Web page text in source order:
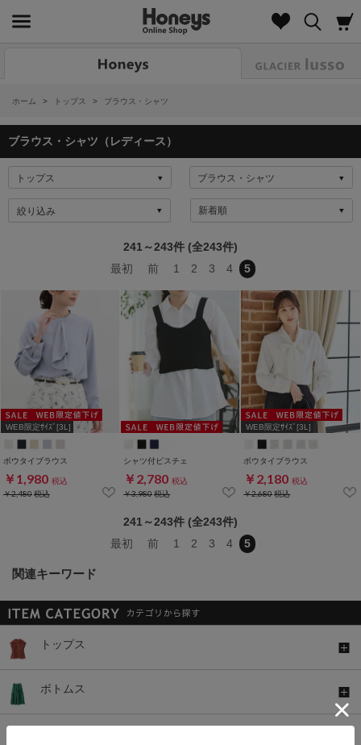
ホーム > トップス > ブラウス・シャツ
ブラウス・シャツ（レディース）
絞り込み
241～243件 (全243件)
最初
前 1 2 3 4 5
WEB限定ｻｲｽﾞ[3L]
ボウタイブラウス
￥1,980 税込
￥2,480税込
シャツ付ビスチェ
￥2,780 税込
￥3,980税込
WEB限定ｻｲｽﾞ[3L]
ボウタイブラウス
￥2,180 税込
￥2,680税込
241～243件 (全243件)
最初
前 1 2 3 4 5
関連キーワード
トップス
ボトムス